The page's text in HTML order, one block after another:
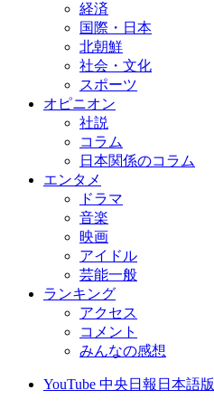
経済
国際・日本
北朝鮮
社会・文化
スポーツ
オピニオン
社説
コラム
日本関係のコラム
エンタメ
ドラマ
音楽
映画
アイドル
芸能一般
ランキング
アクセス
コメント
みんなの感想
YouTube 中央日報日本語版